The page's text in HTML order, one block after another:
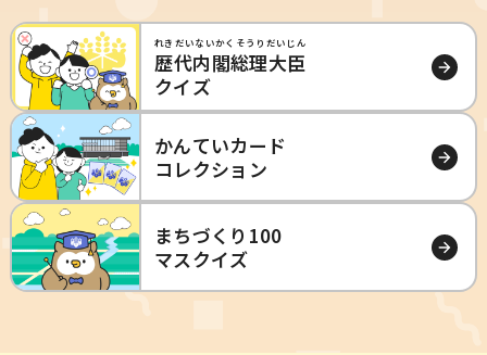
歴代内閣総理大臣
れきだいないかくそうりだいじん
クイズ
かんていカード
コレクション
まちづくり100
マスクイズ